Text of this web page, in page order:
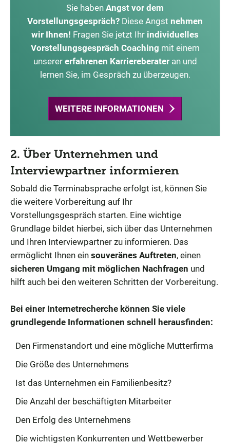
Sie haben Angst vor dem
Vorstellungsgespräch? Diese Angst nehmen
wir Ihnen! Fragen Sie jetzt Ihr individuelles
Vorstellungsgespräch Coaching mit einem
unserer erfahrenen Karriereberateran und
lernen Sie, im Gespräch zu überzeugen.
WEITERE INFORMATIONEN
2. Über Unternehmen und
Interviewpartner informieren
Sobald die Terminabsprache erfolgt ist, können Sie
die weitere Vorbereitung auf Ihr
Vorstellungsgespräch starten. Eine wichtige
Grundlage bildet hierbei, sich über das Unternehmen
und Ihren Interviewpartner zu informieren. Das
ermöglicht Ihnen ein souveränes Auftreten, einen
sicheren Umgang mit möglichen Nachfragen und
hilft auch bei den weiteren Schritten der Vorbereitung.
Bei einer Internetrecherche können Sie viele
grundlegende Informationen schnell herausfinden:
Den Firmenstandort und eine mögliche Mutterfirma
Die Größe des Unternehmens
Ist das Unternehmen ein Familienbesitz?
Die Anzahl der beschäftigten Mitarbeiter
Den Erfolg des Unternehmens
Die wichtigsten Konkurrenten und Wettbewerber